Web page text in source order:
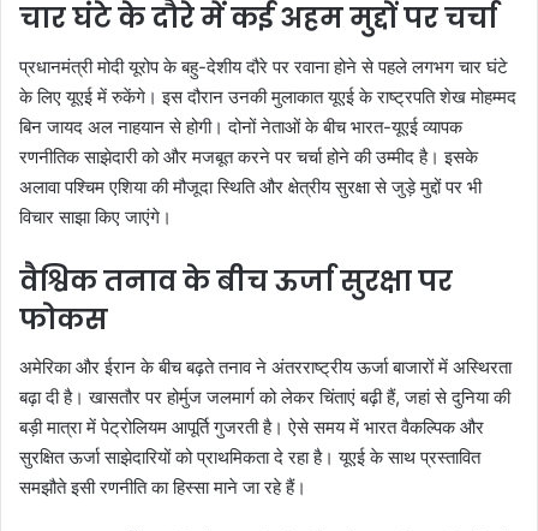
चार घंटे के दौरे में कई अहम मुद्दों पर चर्चा
प्रधानमंत्री मोदी यूरोप के बहु-देशीय दौरे पर रवाना होने से पहले लगभग चार घंटे
के लिए यूएई में रुकेंगे। इस दौरान उनकी मुलाकात यूएई के राष्ट्रपति शेख मोहम्मद
बिन जायद अल नाहयान से होगी। दोनों नेताओं के बीच भारत-यूएई व्यापक
रणनीतिक साझेदारी को और मजबूत करने पर चर्चा होने की उम्मीद है। इसके
अलावा पश्चिम एशिया की मौजूदा स्थिति और क्षेत्रीय सुरक्षा से जुड़े मुद्दों पर भी
विचार साझा किए जाएंगे।
वैश्विक तनाव के बीच ऊर्जा सुरक्षा पर
फोकस
अमेरिका और ईरान के बीच बढ़ते तनाव ने अंतरराष्ट्रीय ऊर्जा बाजारों में अस्थिरता
बढ़ा दी है। खासतौर पर होर्मुज जलमार्ग को लेकर चिंताएं बढ़ी हैं, जहां से दुनिया की
बड़ी मात्रा में पेट्रोलियम आपूर्ति गुजरती है। ऐसे समय में भारत वैकल्पिक और
सुरक्षित ऊर्जा साझेदारियों को प्राथमिकता दे रहा है। यूएई के साथ प्रस्तावित
समझौते इसी रणनीति का हिस्सा माने जा रहे हैं।